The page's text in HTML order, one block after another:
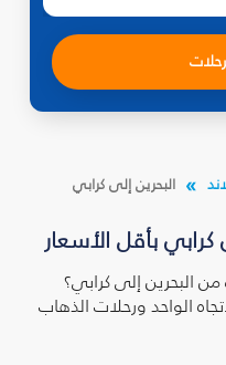
البحرين إلى كرابي
بأقل الأسعار
البحرين إلى كرابي؟
الواحد ورحلات الذهاب